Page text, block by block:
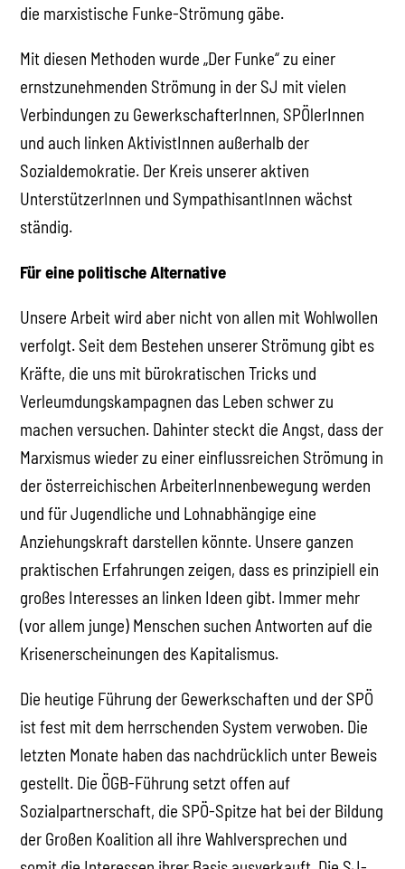
die marxistische Funke-Strömung gäbe.
Mit diesen Methoden wurde „Der Funke“ zu einer
ernstzunehmenden Strömung in der SJ mit vielen
Verbindungen zu GewerkschafterInnen, SPÖlerInnen
und auch linken AktivistInnen außerhalb der
Sozialdemokratie. Der Kreis unserer aktiven
UnterstützerInnen und SympathisantInnen wächst
ständig.
Für eine politische Alternative
Unsere Arbeit wird aber nicht von allen mit Wohlwollen
verfolgt. Seit dem Bestehen unserer Strömung gibt es
Kräfte, die uns mit bürokratischen Tricks und
Verleumdungskampagnen das Leben schwer zu
machen versuchen. Dahinter steckt die Angst, dass der
Marxismus wieder zu einer einflussreichen Strömung in
der österreichischen ArbeiterInnenbewegung werden
und für Jugendliche und Lohnabhängige eine
Anziehungskraft darstellen könnte. Unsere ganzen
praktischen Erfahrungen zeigen, dass es prinzipiell ein
großes Interesses an linken Ideen gibt. Immer mehr
(vor allem junge) Menschen suchen Antworten auf die
Krisenerscheinungen des Kapitalismus.
Die heutige Führung der Gewerkschaften und der SPÖ
ist fest mit dem herrschenden System verwoben. Die
letzten Monate haben das nachdrücklich unter Beweis
gestellt. Die ÖGB-Führung setzt offen auf
Sozialpartnerschaft, die SPÖ-Spitze hat bei der Bildung
der Großen Koalition all ihre Wahlversprechen und